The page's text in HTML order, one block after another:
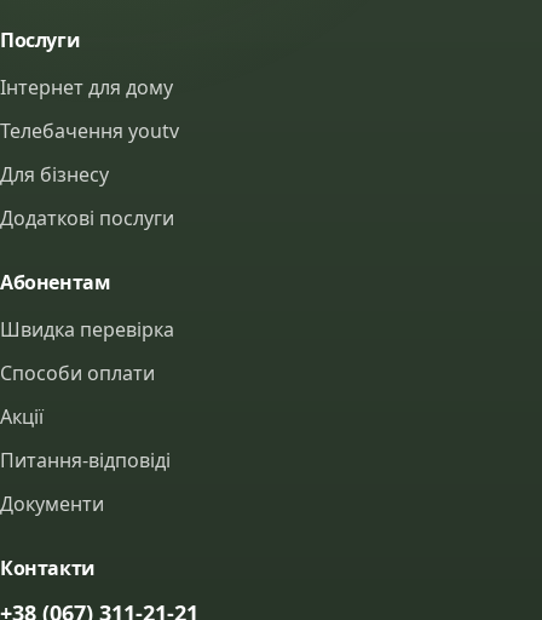
Послуги
Інтернет для дому
Телебачення youtv
Для бізнесу
Додаткові послуги
Абонентам
Швидка перевірка
Способи оплати
Акції
Питання-відповіді
Документи
Контакти
+38 (067) 311-21-21